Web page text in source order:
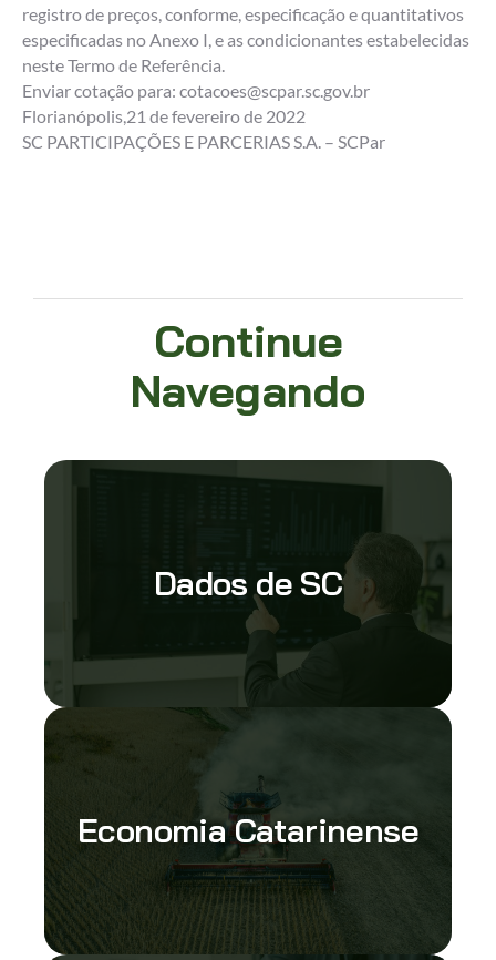
registro de preços, conforme, especificação e quantitativos
especificadas no Anexo I, e as condicionantes estabelecidas
neste Termo de Referência.
Enviar cotação para: cotacoes@scpar.sc.gov.br
Florianópolis,21 de fevereiro de 2022
SC PARTICIPAÇÕES E PARCERIAS S.A. – SCPar
Continue
Navegando
Dados de SC
Economia Catarinense